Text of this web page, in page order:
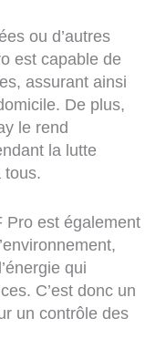
ou d’autres
est capable de
assurant ainsi
De plus,
le rend
la lutte
tous.
Pro est également
qui
C’est donc un
un contrôle des